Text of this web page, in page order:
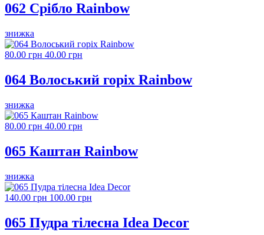
062 Срібло Rainbow
знижка
80.00 грн 40.00 грн
064 Волоський горіх Rainbow
знижка
80.00 грн 40.00 грн
065 Каштан Rainbow
знижка
140.00 грн 100.00 грн
065 Пудра тілесна Idea Decor